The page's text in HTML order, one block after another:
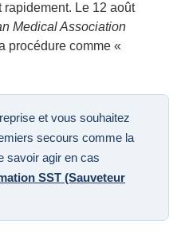
Le 12 août
Medical Association
procédure comme «
et vous souhaitez
secours comme la
savoir agir en cas
SST (Sauveteur